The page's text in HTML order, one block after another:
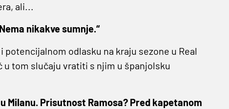
ali...
nikakve sumnje.“
odlasku na kraju sezone u Real
u tom slučaju vratiti s njim u španjolsku
Milanu. Prisutnost Ramosa? Pred kapetanom